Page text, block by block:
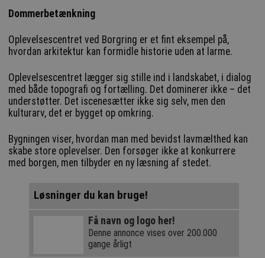
Dommerbetænkning
Oplevelsescentret ved Borgring er et fint eksempel på,
hvordan arkitektur kan formidle historie uden at larme.
Oplevelsescentret lægger sig stille ind i landskabet, i dialog
med både topografi og fortælling. Det dominerer ikke – det
understøtter. Det iscenesætter ikke sig selv, men den
kulturarv, det er bygget op omkring.
Bygningen viser, hvordan man med bevidst lavmælthed kan
skabe store oplevelser. Den forsøger ikke at konkurrere
med borgen, men tilbyder en ny læsning af stedet.
Løsninger du kan bruge!
Få navn og logo her!
Denne annonce vises over 200.000
gange årligt